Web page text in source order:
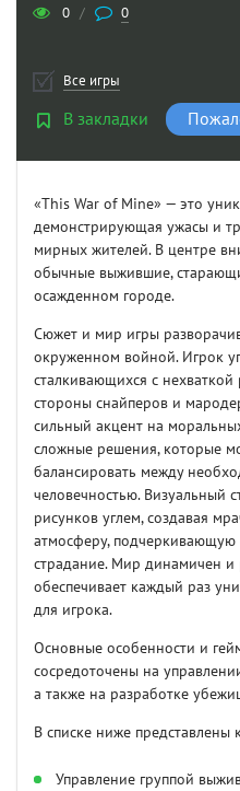
0 / 0
Все игры
В закладки
«This War of Mine» — это
демонстрирующая ужасы и
мирных жителей. В центре
обычные выжившие,
осажденном городе.
Сюжет и мир игры
окруженном войной. Игрок
сталкивающихся с нехваткой
стороны снайперов и
сильный акцент на
сложные решения, которые
балансировать между
человечностью. Визуальный
рисунков углем, создавая
атмосферу, подчеркивающую
страдание. Мир динамичен и
обеспечивает каждый раз
для игрока.
Основные особенности и
сосредоточены на
а также на разработке
В списке ниже
Управление группой